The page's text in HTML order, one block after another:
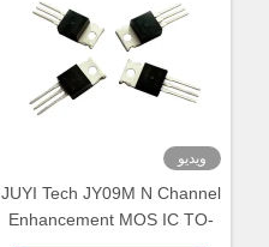
ویدیو
JUYI Tech JY09M N Channel
Enhancement MOS IC TO-